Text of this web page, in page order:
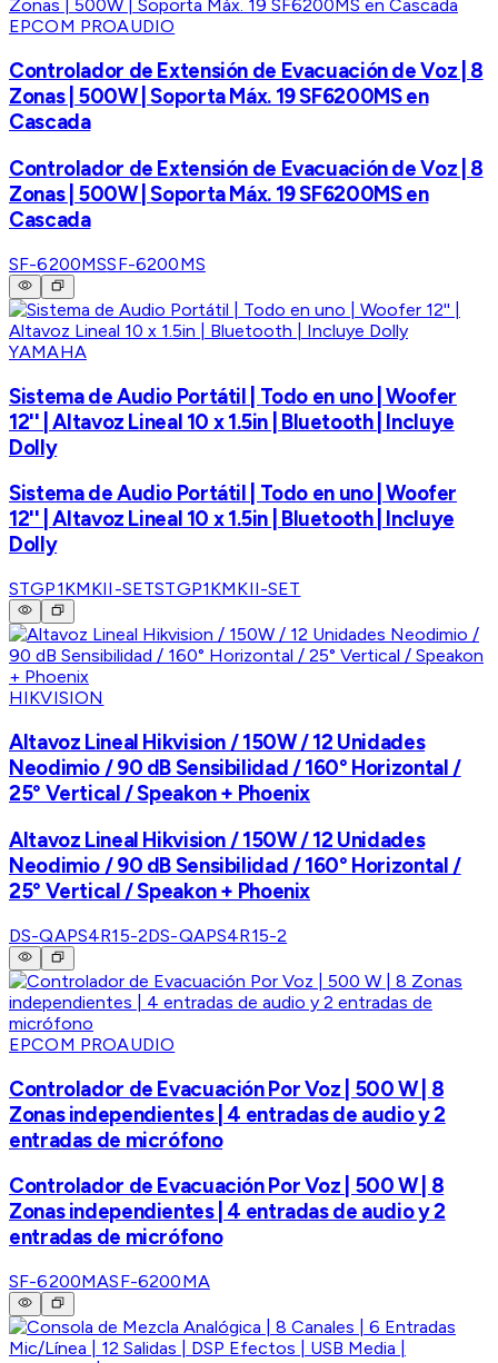
EPCOM PROAUDIO
Controlador de Extensión de Evacuación de Voz | 8
Zonas | 500W | Soporta Máx. 19 SF6200MS en
Cascada
Controlador de Extensión de Evacuación de Voz | 8
Zonas | 500W | Soporta Máx. 19 SF6200MS en
Cascada
SF-6200MSSF-6200MS
YAMAHA
Sistema de Audio Portátil | Todo en uno | Woofer
12'' | Altavoz Lineal 10 x 1.5in | Bluetooth | Incluye
Dolly
Sistema de Audio Portátil | Todo en uno | Woofer
12'' | Altavoz Lineal 10 x 1.5in | Bluetooth | Incluye
Dolly
STGP1KMKII-SETSTGP1KMKII-SET
HIKVISION
Altavoz Lineal Hikvision / 150W / 12 Unidades
Neodimio / 90 dB Sensibilidad / 160° Horizontal /
25° Vertical / Speakon + Phoenix
Altavoz Lineal Hikvision / 150W / 12 Unidades
Neodimio / 90 dB Sensibilidad / 160° Horizontal /
25° Vertical / Speakon + Phoenix
DS-QAPS4R15-2DS-QAPS4R15-2
EPCOM PROAUDIO
Controlador de Evacuación Por Voz | 500 W | 8
Zonas independientes | 4 entradas de audio y 2
entradas de micrófono
Controlador de Evacuación Por Voz | 500 W | 8
Zonas independientes | 4 entradas de audio y 2
entradas de micrófono
SF-6200MASF-6200MA